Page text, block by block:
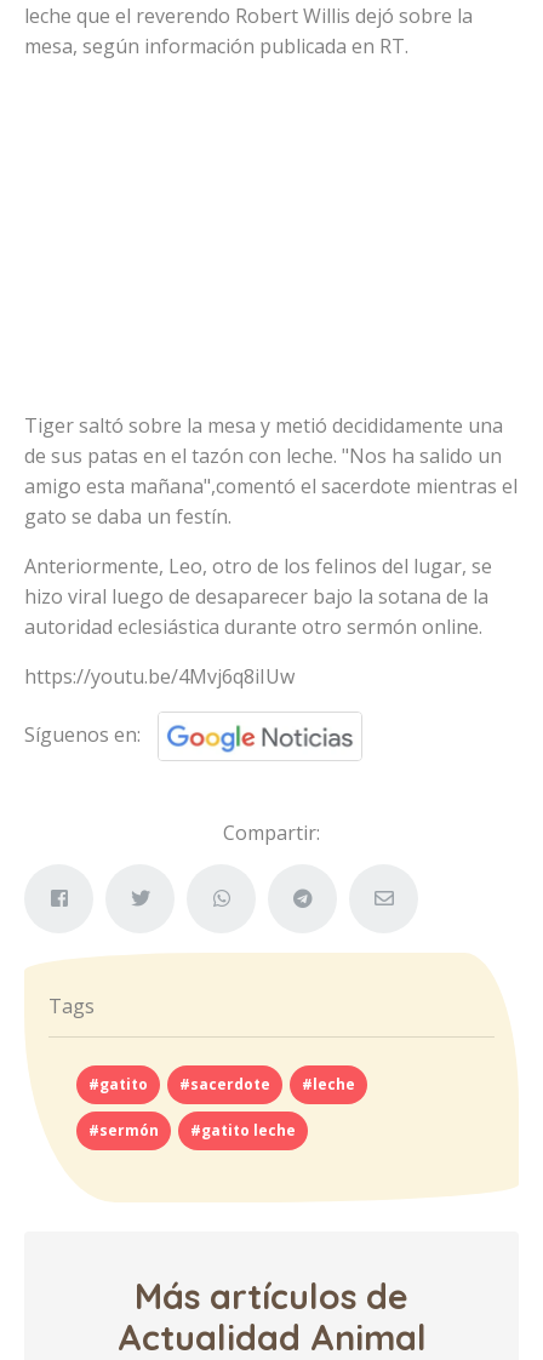
leche que el reverendo Robert Willis dejó sobre la
mesa, según información publicada en RT.
Tiger saltó sobre la mesa y metió decididamente una
de sus patas en el tazón con leche. "Nos ha salido un
amigo esta mañana",comentó el sacerdote mientras el
gato se daba un festín.
Anteriormente, Leo, otro de los felinos del lugar, se
hizo viral luego de desaparecer bajo la sotana de la
autoridad eclesiástica durante otro sermón online.
https://youtu.be/4Mvj6q8iIUw
Síguenos en:
Compartir:
Tags
#gatito #sacerdote #leche
#sermón #gatito leche
Más artículos de
Actualidad Animal